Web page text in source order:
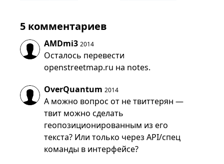
5 комментариев
AMDmi3 2014
Осталось перевести
openstreetmap.ru на notes.
OverQuantum 2014
А можно вопрос от не твиттерян —
твит можно сделать
геопозиционированным из его
текста? Или только через API/спец
команды в интерфейсе?